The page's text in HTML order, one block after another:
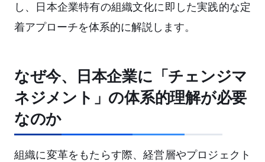
し、日本企業特有の組織文化に即した実践的な定
着アプローチを体系的に解説します。
なぜ今、日本企業に「チェンジマ
ネジメント」の体系的理解が必要
なのか
組織に変革をもたらす際、経営層やプロジェクト